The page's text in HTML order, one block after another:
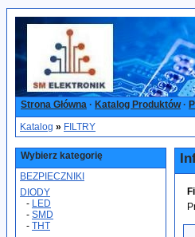
Strona Główna · Katalog Produktów·
Katalog » FILTRY
Wybierz kategorię
BEZPIECZNIKI
DIODY
- LED
- SMD
- THT